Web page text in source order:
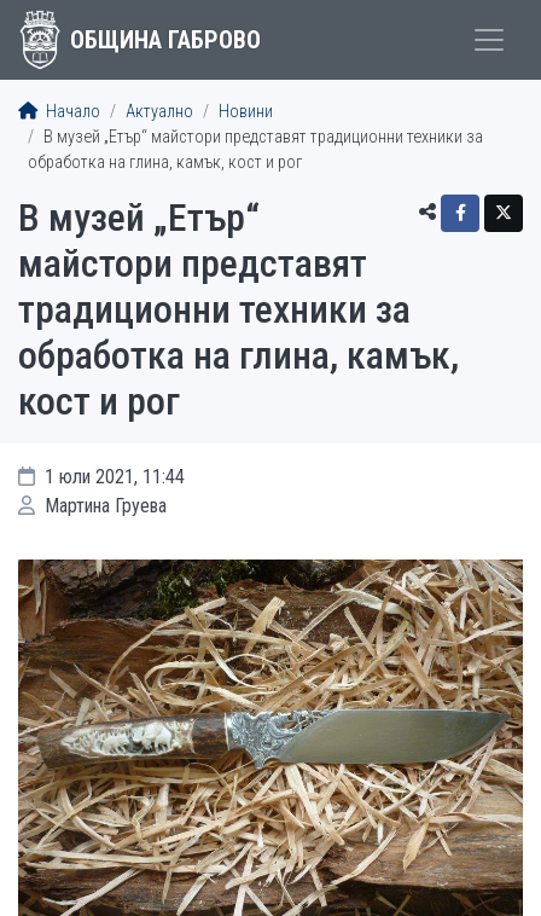
ОБЩИНА ГАБРОВО
Начало Актуално
Новини
В музей „Етър“ майстори представят традиционни техники за
обработка на глина, камък, кост и рог
В музей „Етър“
майстори представят
традиционни техники за
обработка на глина, камък,
кост и рог
1 юли 2021, 11:44
Мартина Груева